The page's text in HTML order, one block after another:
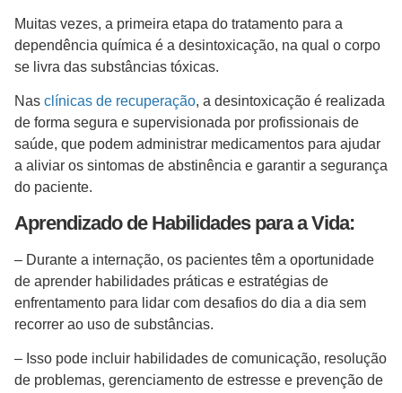
Muitas vezes, a primeira etapa do tratamento para a
dependência química é a desintoxicação, na qual o corpo
se livra das substâncias tóxicas.
Nas clínicas de recuperação, a desintoxicação é realizada
de forma segura e supervisionada por profissionais de
saúde, que podem administrar medicamentos para ajudar
a aliviar os sintomas de abstinência e garantir a segurança
do paciente.
Aprendizado de Habilidades para a Vida:
– Durante a internação, os pacientes têm a oportunidade
de aprender habilidades práticas e estratégias de
enfrentamento para lidar com desafios do dia a dia sem
recorrer ao uso de substâncias.
– Isso pode incluir habilidades de comunicação, resolução
de problemas, gerenciamento de estresse e prevenção de